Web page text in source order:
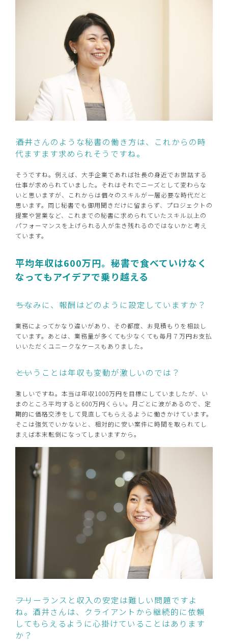
――酒井さんのような秘書の働き方は、これからの時
代ますます求められそうですね。
そうですね。例えば、大手企業であれば社長の身近でお世話する
仕事が求められていました。それはそれでニーズとして変わらな
いと思いますが、これからは個々のスキルが一層必要な時代だと
思います。同じ秘書でも御用聞きだけに留まらず、プロジェクトの
提案や営業など、これまでの秘書に求められていたスキル以上の
パフォーマンスを上げられる人が生き残れるのではないかと考え
ています。
平均年収は600万円。秘書で食べていけなく
なってもアイデアで乗り越える
――ちなみに、報酬はどのように設定していますか？
業務によってかなり違いがあり、その都度、お見積もりを相談し
ています。あとは、業務量が多くても少なくても毎月７万円お支払
いいただくユニークなケースもありました。
――ということは年収も変動が激しいのでは？
激しいですね。本当は年収1000万円を目標にしていましたが、い
まのところ平均すると600万円くらい。月ごとに波があるので、定
期的に価格交渉をして見直してもらえるように働きかけています。
そこは強気でいかないと、相対的に安い案件に時間を取られてし
まえば本末転倒になってしまいますから。
――フリーランスと収入の安定は難しい問題ですよ
ね。酒井さんは、クライアントから継続的に依頼
してもらえるように心掛けていることはあります
か？